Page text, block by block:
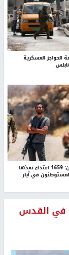
الحواجز العسكرية
الجدار والاستيطان: 1659 اعتداء نفذها
في أيار
في القدس